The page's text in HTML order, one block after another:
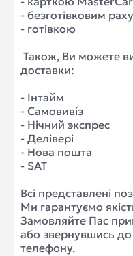
- безготівковим
- готівкою
Також, Ви можете
доставки:
- Інтайм
- Самовивіз
- Нічний экспрес
- Делівері
- Нова пошта
- SAT
Всі представлені
Ми гарантуємо
Замовляйте Пас
або звернувшись
телефону.